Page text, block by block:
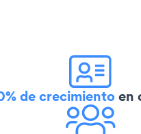
de crecimientoen